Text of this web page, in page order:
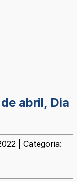
abril, Dia
| Categoria: